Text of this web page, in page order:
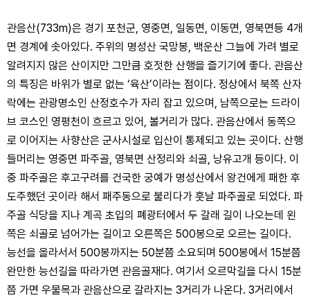
관음산(733m)은 경기 포천군, 영중면, 일동면, 이동면, 영북면등 4개
면 경계에 솟아있다. 주위의 명성산 국망봉, 백운산 그늘에 가려 별로
알려지지 않은 산이지만 그만큼 호젓한 산행을 즐기기에 좋다. 관음산
의 특징은 바위가 별로 없는 ‘육산’이라는 점이다. 정상에서 북쪽 산자
락에는 관광명소인 산정호수가 자리 잡고 있으며, 남쪽으로는 드라이
브 코스인 영평천이 흐르고 있어, 볼거리가 많다. 관음산에서 동쪽으
로 이어지는 사향산은 군사시설로 입산이 통제되고 있는 곳이다. 산행
들머리는 영중면 파주골, 영북면 산정리와 쇠골, 낭유고개 등이다. 이
중 파주골은 후고구려를 건국한 궁예가 명성산에서 왕건에게 패한 후
도주했던 곳이라 해서 패주동으로 불리다가 훗날 파주골로 되었다. 파
주골 식당을 지나 계곡 초입의 폐광터에서 두 갈래 길이 나오는데 왼
쪽은 쇠골로 넘어가는 길이고 오른쪽은 500봉으로 오르는 길이다.
능선을 올라서서 500봉까지는 50분쯤 소요되며 500봉에서 15분쯤
완만한 능선길을 따라가면 관음골재다. 여기서 오르막길을 다시 15분
쯤 가면 우물목과 관음산으로 갈라지는 3거리가 나온다. 3거리에서